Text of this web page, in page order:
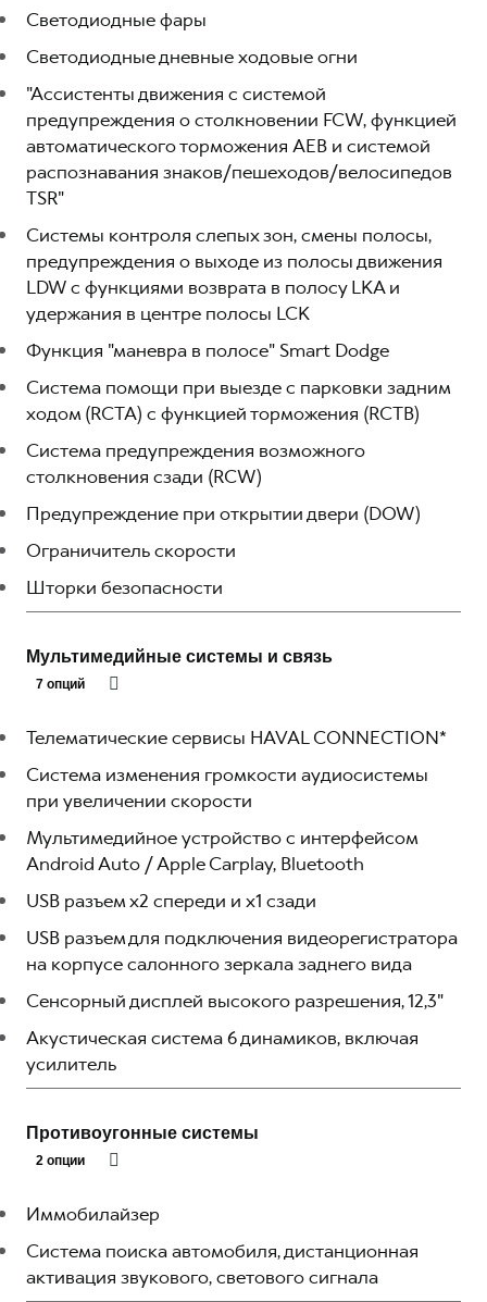
Светодиодные фары
Светодиодные дневные ходовые огни
"Ассистенты движения с системой
предупреждения о столкновении FCW, функцией
автоматического торможения AEB и системой
распознавания знаков/пешеходов/велосипедов
TSR"
Системы контроля слепых зон, смены полосы,
предупреждения о выходе из полосы движения
LDW с функциями возврата в полосу LKA и
удержания в центре полосы LCK
Функция "маневра в полосе" Smart Dodge
Система помощи при выезде с парковки задним
ходом (RCTA) с функцией торможения (RCTB)
Система предупреждения возможного
столкновения сзади (RCW)
Предупреждение при открытии двери (DOW)
Ограничитель скорости
Шторки безопасности
Мультимедийные системы и связь
7 опций
Телематические сервисы HAVAL CONNECTION*
Система изменения громкости аудиосистемы
при увеличении скорости
Мультимедийное устройство с интерфейсом
Android Auto / Apple Carplay, Bluetooth
USB разъем x2 спереди и x1 сзади
USB разъем для подключения видеорегистратора
на корпусе салонного зеркала заднего вида
Сенсорный дисплей высокого разрешения, 12,3"
Акустическая система 6 динамиков, включая
усилитель
Противоугонные системы
2 опции
Иммобилайзер
Система поиска автомобиля, дистанционная
активация звукового, светового сигнала